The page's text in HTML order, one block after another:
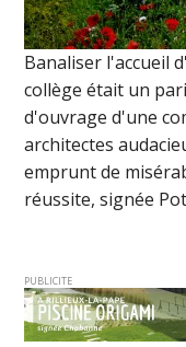
Banaliser l'accueil
collège était un
d'ouvrage d'une
architectes
emprunt de
réussite, signée
PUBLICITE